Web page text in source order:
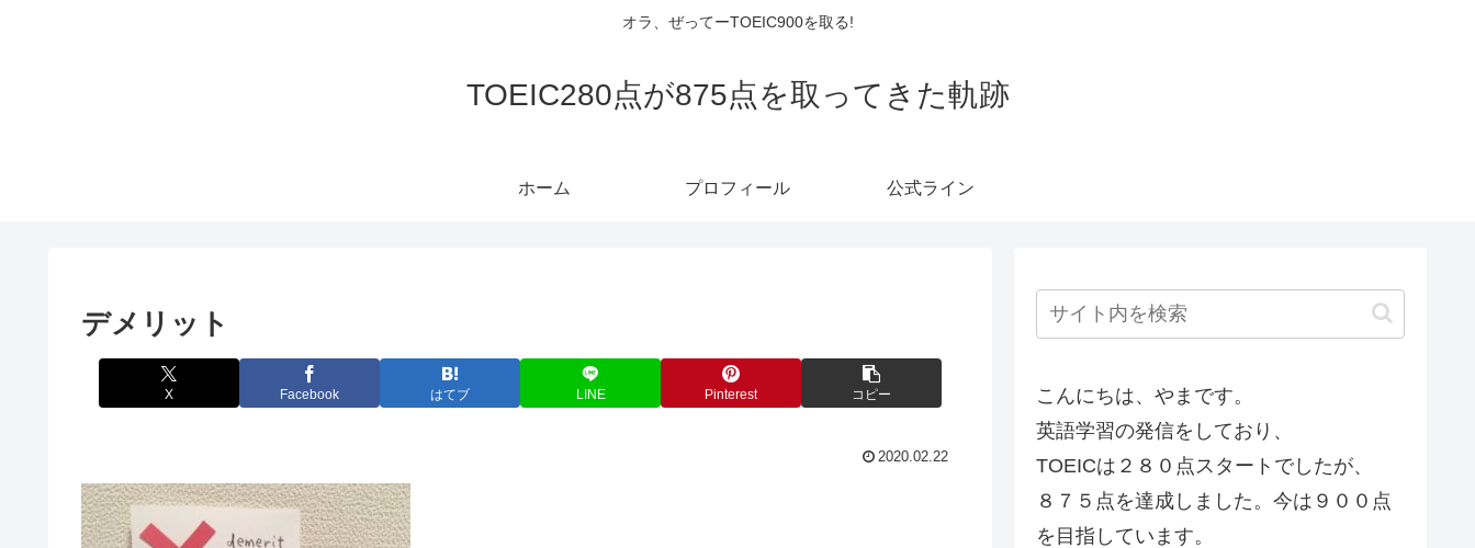
オラ、ぜってーTOEIC900を取る!
TOEIC280点が875点を取ってきた軌跡
ホーム プロフィール 公式ライン
デメリット
X Facebook はてブ LINE Pinterest コピー
2020.02.22
こんにちは、やまです。
英語学習の発信をしており、
TOEICは２８０点スタートでしたが、
８７５点を達成しました。今は９００点
を目指しています。